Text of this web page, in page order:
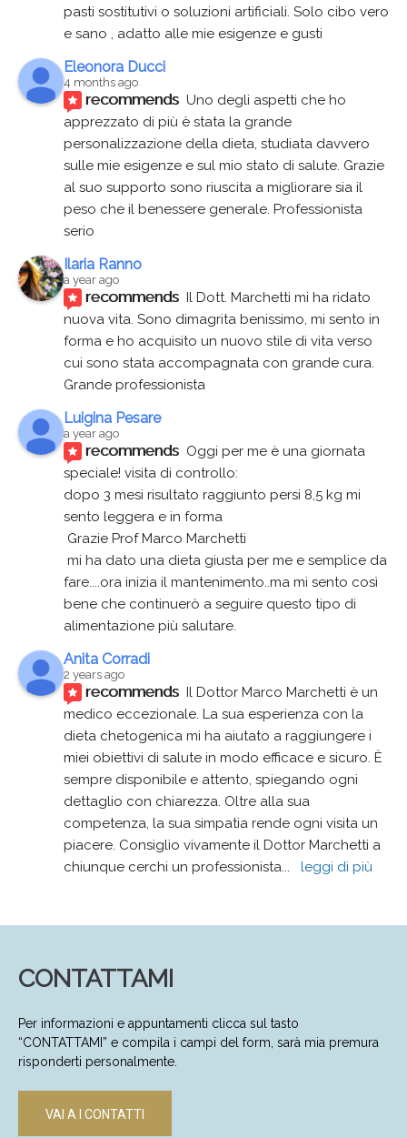
pasti sostitutivi o soluzioni artificiali. Solo cibo vero
e sano , adatto alle mie esigenze e gusti
Eleonora Ducci
4 months ago
recommends Uno degli aspetti che ho
apprezzato di più è stata la grande
personalizzazione della dieta, studiata davvero
sulle mie esigenze e sul mio stato di salute. Grazie
al suo supporto sono riuscita a migliorare sia il
peso che il benessere generale. Professionista
serio
Ilaria Ranno
a year ago
recommends Il Dott. Marchetti mi ha ridato
nuova vita. Sono dimagrita benissimo, mi sento in
forma e ho acquisito un nuovo stile di vita verso
cui sono stata accompagnata con grande cura.
Grande professionista
Luigina Pesare
a year ago
recommends Oggi per me è una giornata
speciale! visita di controllo:
dopo 3 mesi risultato raggiunto persi 8,5 kg mi
sento leggera e in forma
Grazie Prof Marco Marchetti
fare....ora inizia il mantenimento..ma mi sento così
bene che continuerò a seguire questo tipo di
alimentazione più salutare.
Anita Corradi
2 years ago
recommends Il Dottor Marco Marchetti è un
medico eccezionale. La sua esperienza con la
dieta chetogenica mi ha aiutato a raggiungere i
miei obiettivi di salute in modo efficace e sicuro. È
sempre disponibile e attento, spiegando ogni
dettaglio con chiarezza. Oltre alla sua
competenza, la sua simpatia rende ogni visita un
piacere. Consiglio vivamente il Dottor Marchetti a
chiunque cerchi un professionista... leggi di più
CONTATTAMI
Per informazioni e appuntamenti clicca sul tasto
“CONTATTAMI” e compila i campi del form, sarà mia premura
risponderti personalmente.
VAI A I CONTATTI